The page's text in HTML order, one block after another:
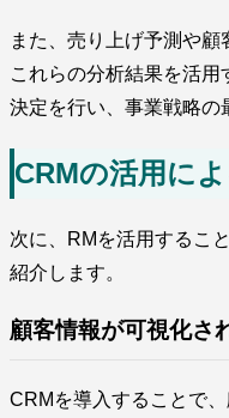
また、売り上げ予測や顧
これらの分析結果を活
決定を行い、事業戦略の
CRMの活用に
次に、RMを活用するこ
紹介します。
顧客情報が可視化さ
CRMを導入することで